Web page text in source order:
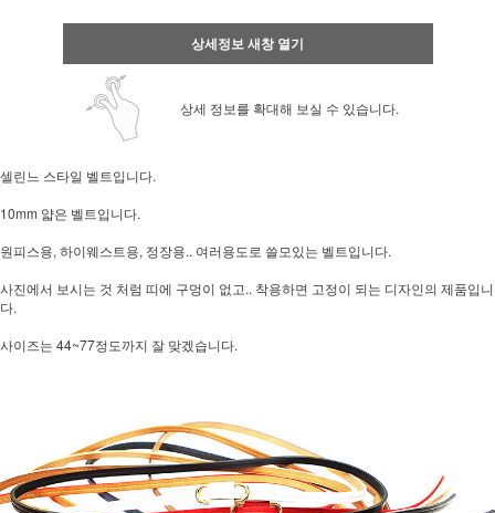
상세정보 새창 열기
상세 정보를 확대해 보실 수 있습니다.
셀린느 스타일 벨트입니다.
10mm 얇은 벨트입니다.
원피스용, 하이웨스트용, 정장용.. 여러용도로 쓸모있는 벨트입니다.
사진에서 보시는 것 처럼 띠에 구멍이 없고.. 착용하면 고정이 되는 디자인의 제품입니
다.
사이즈는 44~77정도까지 잘 맞겠습니다.